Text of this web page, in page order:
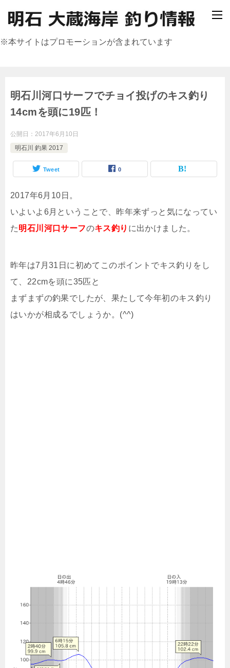
※本サイトはプロモーションが含まれています
明石川河口サーフでチョイ投げのキス釣り
14cmを頭に19匹！
公開日： 2017年6月10日
明石川 釣果 2017
Tweet 0
2017年6月10日。
いよいよ6月ということで、昨年来ずっと気になってい
た明石川河口サーフのキス釣り に出かけました。
昨年は7月31日に初めてこのポイントでキス釣りをし
て、22cmを頭に35匹と
まずまずの釣果でしたが、果たして今年初のキス釣り
はいかが相成るでしょうか。(^^)